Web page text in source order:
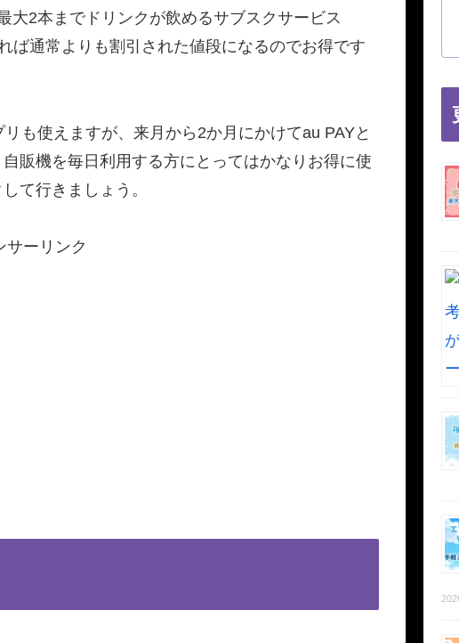
大2本までドリンクが飲めるサブスクサービス
ば通常よりも割引された値段になるのでお得です
も使えますが、来月から2か月にかけてau PAYと
販機を毎日利用する方にとってはかなりお得に使
て行きましょう。
サーリンク